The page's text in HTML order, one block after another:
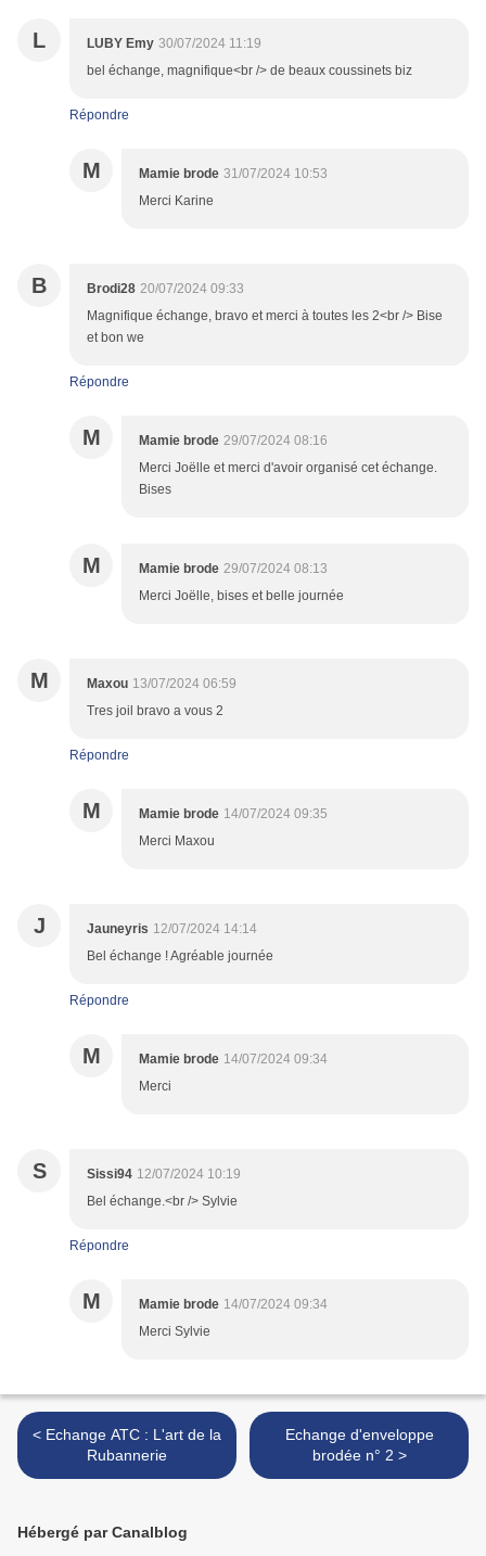
L LUBY Emy 30/07/2024 11:19
bel échange, magnifique<br /> de beaux coussinets biz
Répondre
M Mamie brode 31/07/2024 10:53
Merci Karine
B Brodi28 20/07/2024 09:33
Magnifique échange, bravo et merci à toutes les 2<br /> Bise
et bon we
Répondre
M Mamie brode 29/07/2024 08:16
Merci Joëlle et merci d'avoir organisé cet échange.
Bises
M Mamie brode 29/07/2024 08:13
Merci Joëlle, bises et belle journée
M Maxou 13/07/2024 06:59
Tres joil bravo a vous 2
Répondre
M Mamie brode 14/07/2024 09:35
Merci Maxou
J Jauneyris 12/07/2024 14:14
Bel échange ! Agréable journée
Répondre
M Mamie brode 14/07/2024 09:34
Merci
S Sissi94 12/07/2024 10:19
Bel échange.<br /> Sylvie
Répondre
M Mamie brode 14/07/2024 09:34
Merci Sylvie
< Echange ATC : L'art de la
Rubannerie
Echange d'enveloppe
brodée n° 2 >
Hébergé par Canalblog